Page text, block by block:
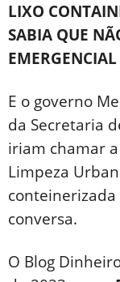
LIXO
SABIA QUE
E o governo
da Secretaria
iriam chamar a
Limpeza
conteinerizada
conversa.
O Blog